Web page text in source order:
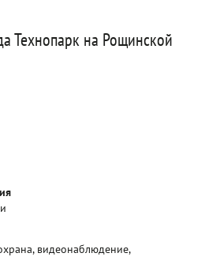
Технопарк на Рощинской
видеонаблюдение,